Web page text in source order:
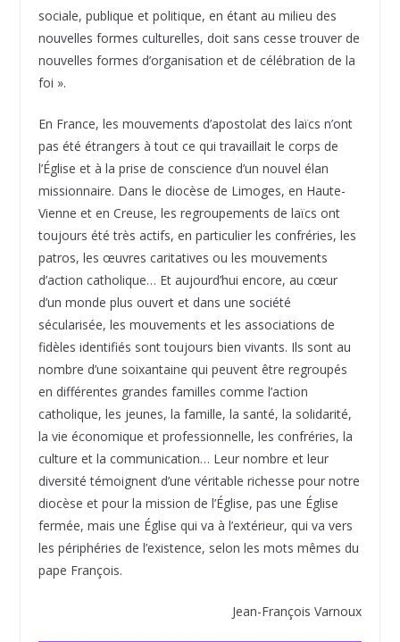
sociale, publique et politique, en étant au milieu des
nouvelles formes culturelles, doit sans cesse trouver de
nouvelles formes d’organisation et de célébration de la
foi ».
En France, les mouvements d’apostolat des laïcs n’ont
pas été étrangers à tout ce qui travaillait le corps de
l’Église et à la prise de conscience d’un nouvel élan
missionnaire. Dans le diocèse de Limoges, en Haute-
Vienne et en Creuse, les regroupements de laïcs ont
toujours été très actifs, en particulier les confréries, les
patros, les œuvres caritatives ou les mouvements
d’action catholique… Et aujourd’hui encore, au cœur
d’un monde plus ouvert et dans une société
sécularisée, les mouvements et les associations de
fidèles identifiés sont toujours bien vivants. Ils sont au
nombre d’une soixantaine qui peuvent être regroupés
en différentes grandes familles comme l’action
catholique, les jeunes, la famille, la santé, la solidarité,
la vie économique et professionnelle, les confréries, la
culture et la communication… Leur nombre et leur
diversité témoignent d’une véritable richesse pour notre
diocèse et pour la mission de l’Église, pas une Église
fermée, mais une Église qui va à l’extérieur, qui va vers
les périphéries de l’existence, selon les mots mêmes du
pape François.
Jean-François Varnoux